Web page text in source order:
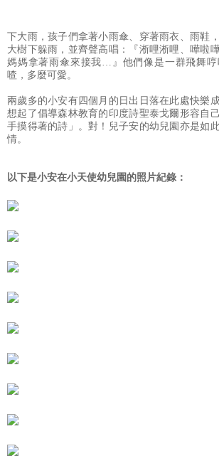
下大雨，孩子們拿著小雨傘、穿著雨衣、雨鞋
大樹下躲雨，並齊聲高唱：『淅哩淅哩、嘩啦
媽媽拿著雨傘來接我…』他們像是一群飛舞哼
喳，多麼可愛。
兩歲多的小安有四個月的日出日落在此處快樂
想起了倡導森林教育的印度詩聖泰戈爾形容自
手摸得著的詩」。對！兒子安的幼兒園亦是如
情。
以下是小安在小天使幼兒園的照片紀錄：